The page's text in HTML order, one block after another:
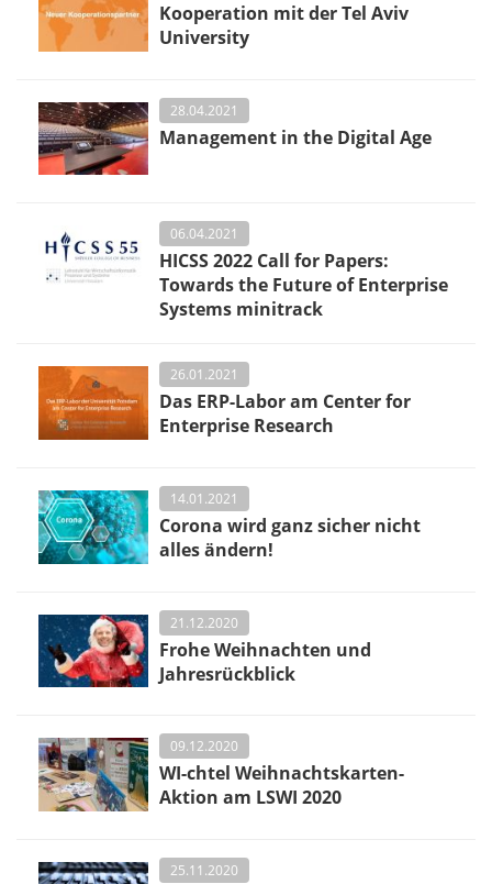
Kooperation mit der Tel Aviv
University
28.04.2021
Management in the Digital Age
06.04.2021
HICSS 2022 Call for Papers:
Towards the Future of Enterprise
Systems minitrack
26.01.2021
Das ERP-Labor am Center for
Enterprise Research
14.01.2021
Corona wird ganz sicher nicht
alles ändern!
21.12.2020
Frohe Weihnachten und
Jahresrückblick
09.12.2020
WI-chtel Weihnachtskarten-
Aktion am LSWI 2020
25.11.2020